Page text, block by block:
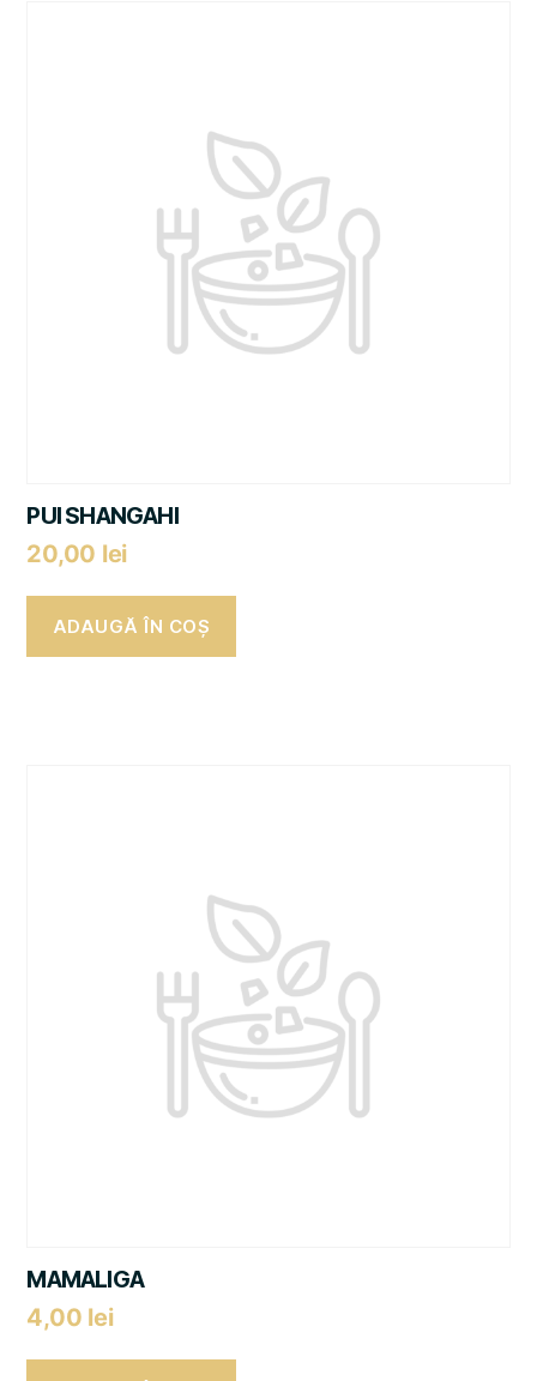
PUI SHANGAHI
20,00 lei
ADAUGĂ ÎN COȘ
MAMALIGA
4,00 lei